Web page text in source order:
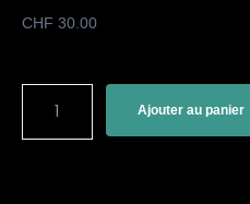
CHF 30.00
Ajouter au panier